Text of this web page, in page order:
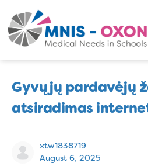
Gyvųjų pardavėjų
atsiradimas
xtw1838719
August 6, 2025